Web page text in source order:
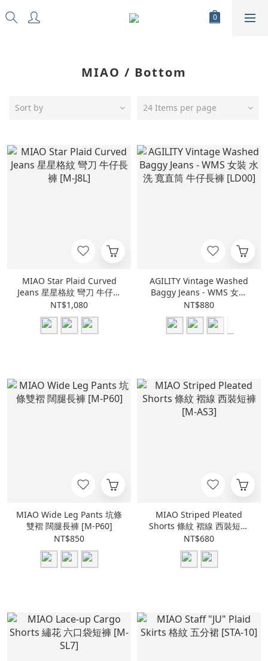
MIAO / Bottom
Sort by 24 Items per page
MIAO Star Plaid Curved
Jeans 星星格紋 彎刀 牛仔長
褲 [M-J8L]
NT$1,080
AGILITY Vintage Washed
Baggy Jeans - WMS 女裝
水洗 寬直筒 牛仔長褲
[LD00]
NT$880
MIAO Wide Leg Pants 坑條
雙褶 闊腿長褲 [M-P60]
NT$850
MIAO Striped Pleated
Shorts 條紋 褶線 西裝短褲
[M-AS3]
NT$680